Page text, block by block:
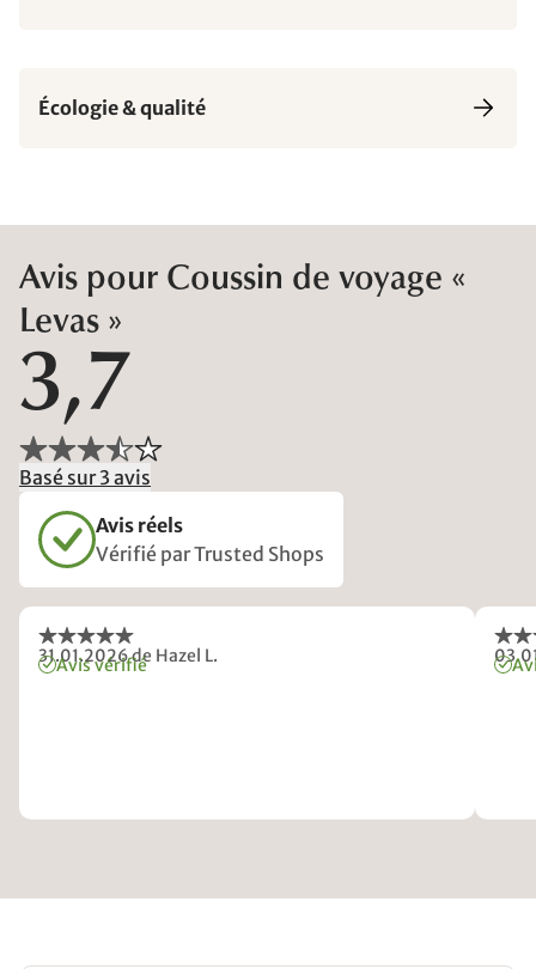
Écologie & qualité
Avis pour Coussin de voyage «
Levas »
3,7
Basé sur 3 avis
Avis réels
Vérifié par Trusted Shops
31.01.2026de Hazel L.
Avis vérifié